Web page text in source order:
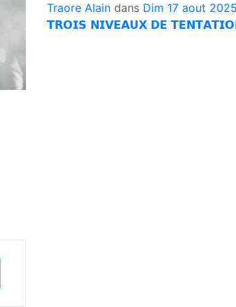
Traore Alain dans Dim 17 aout
𝗧𝗥𝗢𝗜𝗦 𝗡𝗜𝗩𝗘𝗔𝗨𝗫 𝗗𝗘